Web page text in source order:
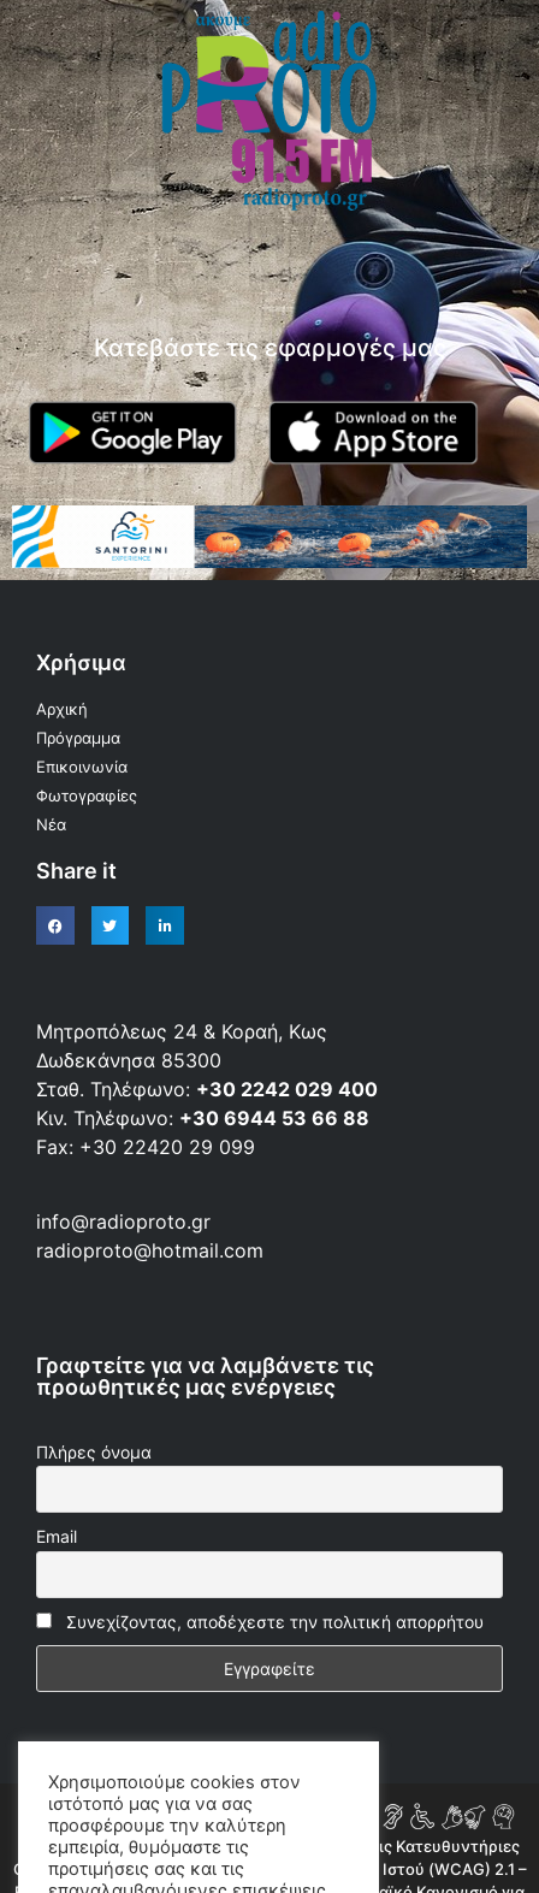
Κατεβάστε τις εφαρμογές μας
Χρήσιμα
Αρχική
Πρόγραμμα
Επικοινωνία
Φωτογραφίες
Νέα
Share it
Μητροπόλεως 24 & Κοραή, Κως
Δωδεκάνησα 85300
Σταθ. Τηλέφωνο: +30 2242 029 400
Κιν. Τηλέφωνο: +30 6944 53 66 88
Fax: +30 22420 29 099
info@radioproto.gr
radioproto@hotmail.com
Γραφτείτε για να λαμβάνετε τις
προωθητικές μας ενέργειες
Πλήρες όνομα
Email
Συνεχίζοντας, αποδέχεστε την πολιτική απορρήτου
Η ιστοσελίδα μας συμμορφώνεται εν μέρει με τις Κατευθυντήριες
Οδηγίες για την Προσβασιμότητα Περιεχομένου Ιστού (WCAG) 2.1 –
Χρησιμοποιούμε cookies στον
ιστότοπό μας για να σας
προσφέρουμε την καλύτερη
εμπειρία, θυμόμαστε τις
προτιμήσεις σας και τις